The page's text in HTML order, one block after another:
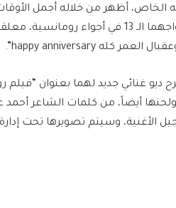
أظهر من خلاله أجمل
عاشها مع زوجته السيدة هبه صلاح، وعايدها من خلالها بذكرى زواجهما الـ 13 في
ديو غنائي جديد لهما بعنوان “فيلم
أيضاً، من كلمات الشاعر أحمد
الأغنية، وسيتم تصويرها تحت